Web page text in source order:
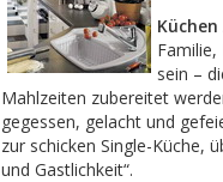
sein –
Mahlzeiten zubereitet
gegessen, gelacht und
zur schicken Single-Küche,
und Gastlichkeit“.